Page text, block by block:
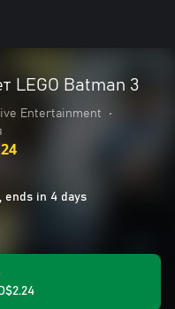
LEGO Batman 3
Entertainment
•
ends in 4 days